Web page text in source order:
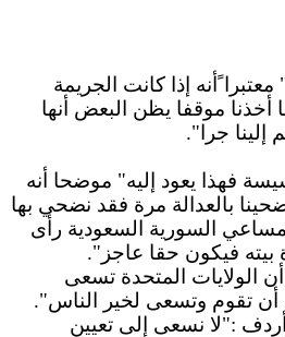
ًأنه إذا كانت الجريمة
أخذنا موقفا يظن البعض أنها
جرا".
فهذا يعود إليه" موضحا أنه
بالعدالة مرة فقد نضحي بها
السورية السعودية رأى
بيته فيكون حقا عاجز".
الولايات المتحدة تسعى
أن تقوم وتسعى لخير الناس".
:"لا نسعى إلى تعيين